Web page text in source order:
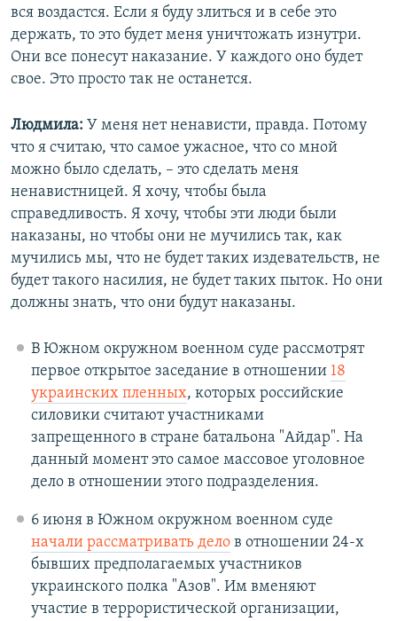
вся воздастся. Если я буду злиться и в себе это
держать, то это будет меня уничтожать изнутри.
Они все понесут наказание. У каждого оно будет
свое. Это просто так не останется.
Людмила: У меня нет ненависти, правда. Потому
что я считаю, что самое ужасное, что со мной
можно было сделать, – это сделать меня
ненавистницей. Я хочу, чтобы была
справедливость. Я хочу, чтобы эти люди были
наказаны, но чтобы они не мучились так, как
мучились мы, что не будет таких издевательств, не
будет такого насилия, не будет таких пыток. Но они
должны знать, что они будут наказаны.
В Южном окружном военном суде рассмотрят
первое открытое заседание в отношении 18
украинских пленных, которых российские
силовики считают участниками
запрещенного в стране батальона "Айдар". На
данный момент это самое массовое уголовное
дело в отношении этого подразделения.
6 июня в Южном окружном военном суде
начали рассматривать делов отношении 24-х
бывших предполагаемых участников
украинского полка "Азов". Им вменяют
участие в террористической организации,